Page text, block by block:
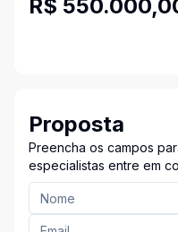
R$
Proposta
Preencha os campos
especialistas entre em